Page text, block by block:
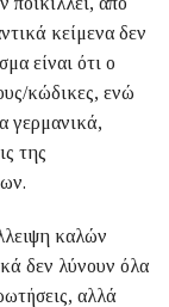
κείμενα δεν
είναι ότι ο
κώδικες, ενώ
γερμανικά,
της
καλών
δεν λύνουν όλα
αλλά